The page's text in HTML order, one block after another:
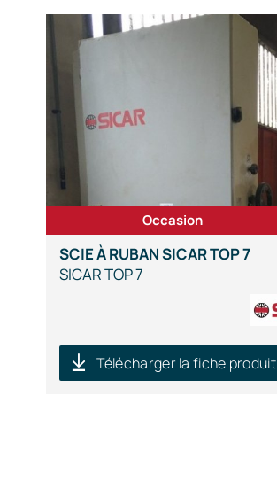
SCIE À RUBAN SICAR TOP 7
SICAR TOP 7
Télécharger la fiche produit
Occasion